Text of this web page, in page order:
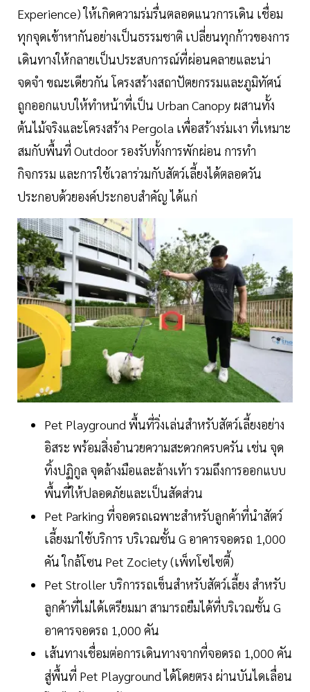
Experience) ให้เกิดความร่มรื่นตลอดแนวการเดิน เชื่อม
ทุกจุดเข้าหากันอย่างเป็นธรรมชาติ เปลี่ยนทุกก้าวของการ
เดินทางให้กลายเป็นประสบการณ์ที่ผ่อนคลายและน่า
จดจำ ขณะเดียวกัน โครงสร้างสถาปัตยกรรมและภูมิทัศน์
ถูกออกแบบให้ทำหน้าที่เป็น Urban Canopy ผสานทั้ง
ต้นไม้จริงและโครงสร้าง Pergola เพื่อสร้างร่มเงา ที่เหมาะ
สมกับพื้นที่ Outdoor รองรับทั้งการพักผ่อน การทำ
กิจกรรม และการใช้เวลาร่วมกับสัตว์เลี้ยงได้ตลอดวัน
ประกอบด้วยองค์ประกอบสำคัญ ได้แก่
Pet Playground พื้นที่วิ่งเล่นสำหรับสัตว์เลี้ยงอย่าง
อิสระ พร้อมสิ่งอำนวยความสะดวกครบครัน เช่น จุด
ทิ้งปฏิกูล จุดล้างมือและล้างเท้า รวมถึงการออกแบบ
พื้นที่ให้ปลอดภัยและเป็นสัดส่วน
Pet Parking ที่จอดรถเฉพาะสำหรับลูกค้าที่นำสัตว์
เลี้ยงมาใช้บริการ บริเวณชั้น G อาคารจอดรถ 1,000
คัน ใกล้โซน Pet Zociety (เพ็ทโซไซตี้)
Pet Stroller บริการรถเข็นสำหรับสัตว์เลี้ยง สำหรับ
ลูกค้าที่ไม่ได้เตรียมมา สามารถยืมได้ที่บริเวณชั้น G
อาคารจอดรถ 1,000 คัน
เส้นทางเชื่อมต่อการเดินทางจากที่จอดรถ 1,000 คัน
สู่พื้นที่ Pet Playground ได้โดยตรง ผ่านบันไดเลื่อน